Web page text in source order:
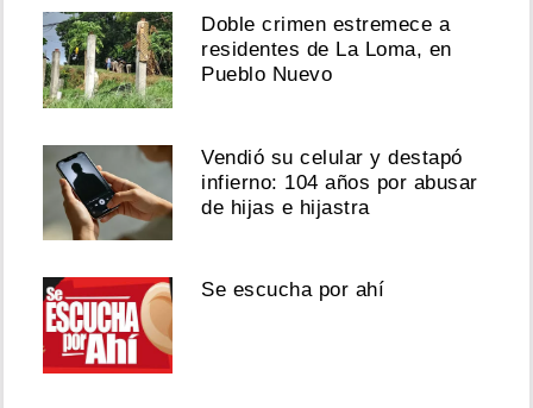
Doble crimen estremece a
residentes de La Loma, en
Pueblo Nuevo
Vendió su celular y destapó
infierno: 104 años por abusar
de hijas e hijastra
Se escucha por ahí